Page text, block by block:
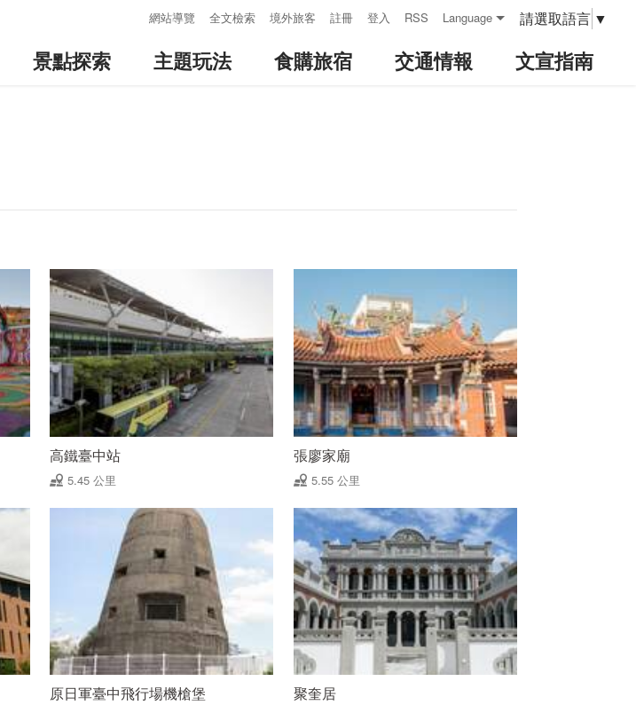
網站導覽 全文檢索 境外旅客 註冊 登入 RSS Language 請選取語言 ▼
景點探索 主題玩法 食購旅宿 交通情報 文宣指南
高鐵臺中站
5.45 公里
張廖家廟
5.55 公里
原日軍臺中飛行場機槍堡 聚奎居